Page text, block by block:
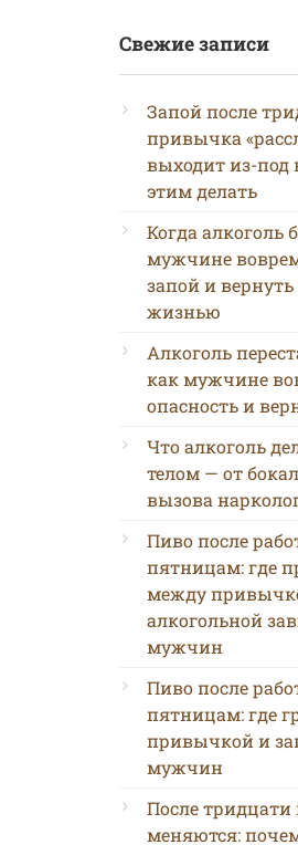
Свежие записи
Запой после
привычка
выходит из-под
этим делать
Когда алкоголь
мужчине
запой и
жизнью
Алкоголь
как мужчине
опасность и
Что алкоголь
телом — от
вызова
Пиво после
пятницам: где
между
алкогольной
мужчин
Пиво после
пятницам: где
привычкой и
мужчин
После тридцати
меняются: